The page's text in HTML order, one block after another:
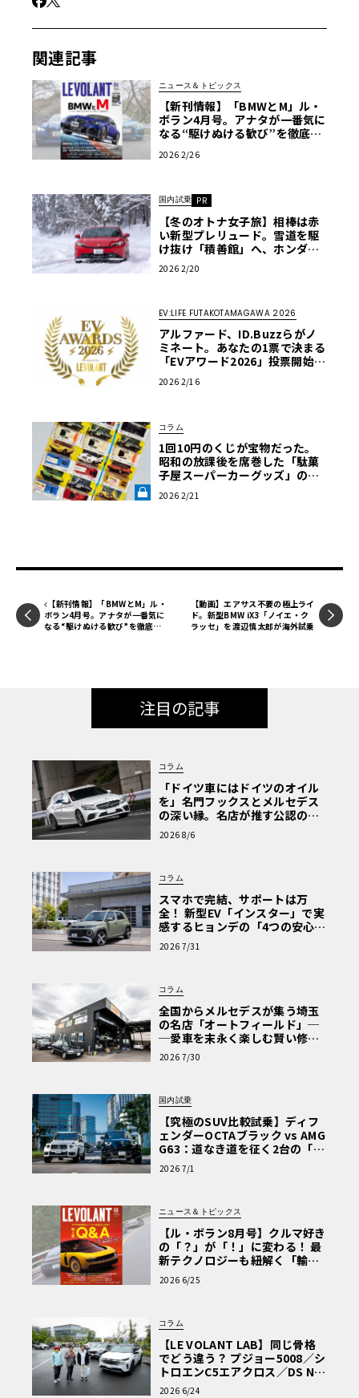
関連記事
ニュース＆トピックス
【新刊情報】「BMWとM」ル・
ボラン4月号。アナタが一番気に
なる“駆けぬける歓び”を徹底検
OOK」つき】
2026 2/26
国内試乗 PR
【冬のオトナ女子旅】相棒は赤
い新型プレリュード。雪道を駆
け抜け「積善館」へ、ホンダ最
新の“非日常”を走る〈PR〉
2026 2/20
EV:LIFE FUTAKOTAMAGAWA 2026
アルファード、ID.Buzzらがノ
ミネート。あなたの1票で決まる
「EVアワード2026」投票開始
A 2026】
2026 2/16
コラム
1回10円のくじが宝物だった。
昭和の放課後を席巻した「駄菓
子屋スーパーカーグッズ」の記
2026 2/21
【新刊情報】「BMWとM」ル・
ボラン4月号。アナタが一番気に
なる“駆けぬける歓び”を徹底検
【動画】エアサス不要の極上ライ
ド。新型BMW iX3「ノイエ・ク
ラッセ」を渡辺慎太郎が海外試乗
注目の記事
コラム
「ドイツ車にはドイツのオイル
を」名門フックスとメルセデス
の深い縁。名店が推す公認の安
心と、Cクラスで味わうシルキー
な走り〈PR〉
2026 8/6
コラム
スマホで完結、サポートは万
全！ 新型EV「インスター」で実
感するヒョンデの「4つの安心」
【第1回・ヒョンデ6つの疑問：
Why? Hyundai?】〈PR〉
2026 7/31
コラム
全国からメルセデスが集う埼玉
の名店「オートフィールド」─
─愛車を末永く楽しむ賢い修理
術と、プロがフックス製オイル
を選ぶ理由〈PR〉
2026 7/30
国内試乗
【究極のSUV比較試乗】ディフ
ェンダーOCTAブラック vs AMG
G63：道なき道を征く2台の「対
極的アプローチ」
2026 7/1
ニュース＆トピックス
【ル・ボラン8月号】クルマ好き
の「？」が「！」に変わる！ 最
新テクノロジーも紐解く「輸入
車Q&A」
2026 6/25
コラム
【LE VOLANT LAB】同じ骨格
でどう違う？ プジョー5008／シ
トロエンC5エアクロス／DS Nº4
読者一気乗りレポート
2026 6/24